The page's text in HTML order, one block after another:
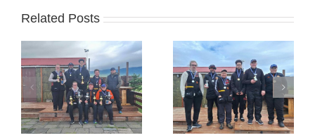
Related Posts
Guðmann sigraði á
Blönduósi
Jóhannes Frank
sigraði á Húsavík um
helgina